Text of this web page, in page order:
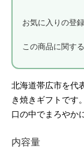
お気に入りの登
この商品に関す
北海道帯広市を代
き焼きギフトです
口の中でまろやか
内容量